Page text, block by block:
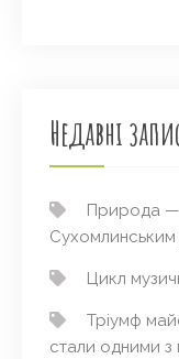
Недавні
Природа —
Цикл
Тріумф
стали одними з